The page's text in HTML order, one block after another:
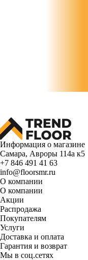
Информация о магазине
Самара, Авроры 114а к5
+7 846 491 41 63
info@floorsmr.ru
О компании
О компании
Акции
Распродажа
Покупателям
Услуги
Доставка и оплата
Гарантия и возврат
Мы в соц.сетях